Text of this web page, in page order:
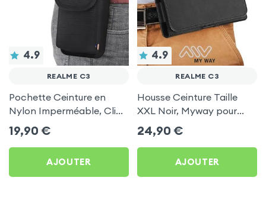
4.9
REALME C3
Pochette Ceinture en
Nylon Imperméable, Clip
+ Passant - Noir pour
Realme C3
19,90 €
AJOUTER
4.9
REALME C3
Housse Ceinture Taille
XXL Noir, Myway pour
Realme C3
24,90 €
AJOUTER